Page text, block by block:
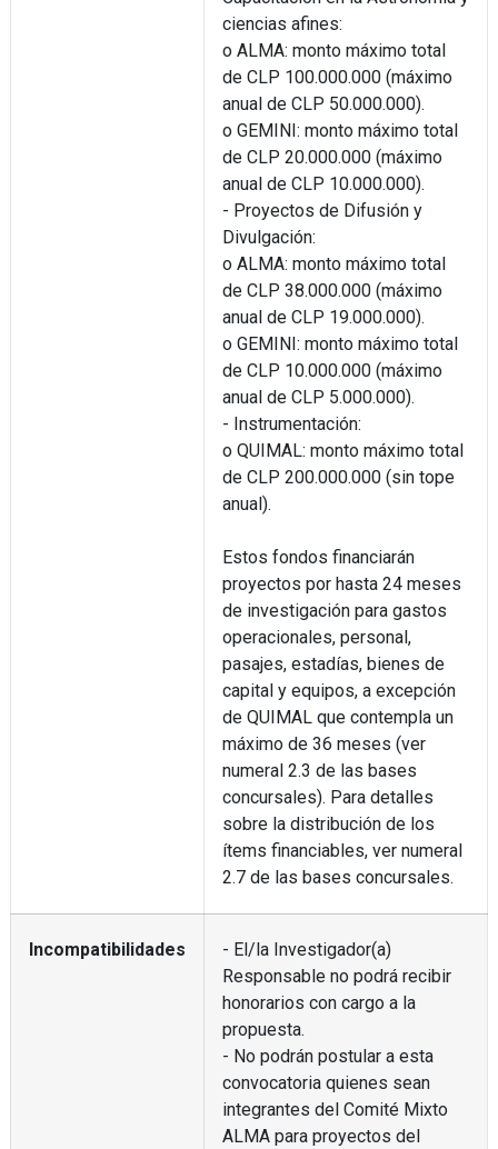
ciencias afines:
o ALMA: monto máximo total
de CLP 100.000.000 (máximo
anual de CLP 50.000.000).
o GEMINI: monto máximo total
de CLP 20.000.000 (máximo
anual de CLP 10.000.000).
- Proyectos de Difusión y
Divulgación:
o ALMA: monto máximo total
de CLP 38.000.000 (máximo
anual de CLP 19.000.000).
o GEMINI: monto máximo total
de CLP 10.000.000 (máximo
anual de CLP 5.000.000).
- Instrumentación:
o QUIMAL: monto máximo total
de CLP 200.000.000 (sin tope
anual).
Estos fondos financiarán
proyectos por hasta 24 meses
de investigación para gastos
operacionales, personal,
pasajes, estadías, bienes de
capital y equipos, a excepción
de QUIMAL que contempla un
máximo de 36 meses (ver
numeral 2.3 de las bases
concursales). Para detalles
sobre la distribución de los
ítems financiables, ver numeral
2.7 de las bases concursales.
Incompatibilidades
- El/la Investigador(a)
Responsable no podrá recibir
honorarios con cargo a la
propuesta.
- No podrán postular a esta
convocatoria quienes sean
integrantes del Comité Mixto
ALMA para proyectos del